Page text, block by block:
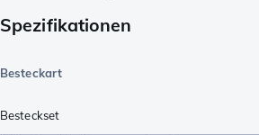
Spezifikationen
Besteckart
Besteckset